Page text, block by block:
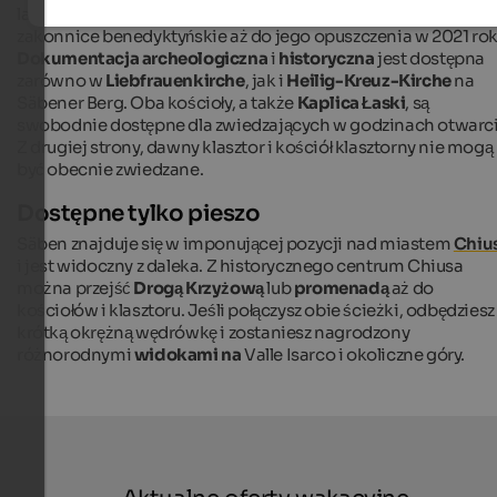
zakonnice benedyktyńskie aż do jego opuszczenia w 2021
Dokumentacja archeologicznai historycznajest dostępna
zarówno w Liebfrauenkirche, jak i Heilig-Kreuz-Kirchena
Säbener Berg. Oba kościoły, a także Kaplica Łaski, są
swobodnie dostępne dla zwiedzających w godzinach
Z drugiej strony, dawny klasztor i kościół klasztorny nie mogą
być obecnie zwiedzane.
Dostępne tylko pieszo
Säben znajduje się w imponującej pozycji nad miastem
i jest widoczny z daleka. Z historycznego centrum Chiusa
można przejść Drogą Krzyżowąlubpromenadąaż do
kościołów i klasztoru. Jeśli połączysz obie ścieżki, odbędziesz
krótką okrężną wędrówkę i zostaniesz nagrodzony
różnorodnymiwidokami naValle Isarco i okoliczne góry.